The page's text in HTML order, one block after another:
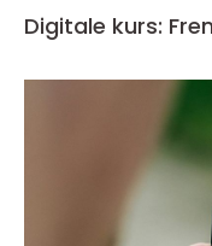
Digitale kurs: